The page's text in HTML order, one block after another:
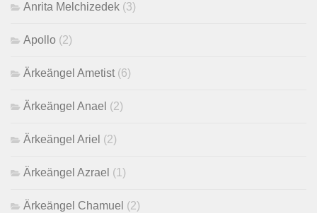
Anrita Melchizedek (3)
Apollo (2)
Ärkeängel Ametist(6)
Ärkeängel Anael (2)
Ärkeängel Ariel (2)
Ärkeängel Azrael (1)
Ärkeängel Chamuel (2)